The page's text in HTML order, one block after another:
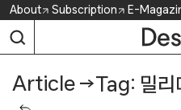
Skip
content
About Subscription E-
Article →Tag: 밀리